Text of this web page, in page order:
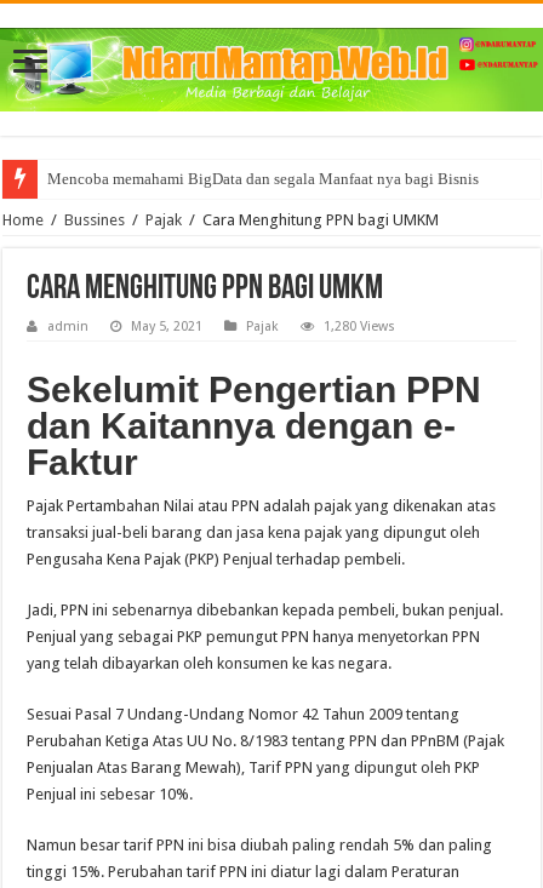
Mencoba memahami BigData dan segala Manfaat nya bagi Bisnis
Home / Bussines / Pajak / Cara Menghitung PPN bagi UMKM
Cara Menghitung PPN bagi UMKM
admin May 5, 2021 Pajak 1,280 Views
Sekelumit Pengertian PPN
dan Kaitannya dengan e-
Faktur
Pajak Pertambahan Nilai atau PPN adalah pajak yang dikenakan atas
transaksi jual-beli barang dan jasa kena pajak yang dipungut oleh
Pengusaha Kena Pajak (PKP) Penjual terhadap pembeli.
Jadi, PPN ini sebenarnya dibebankan kepada pembeli, bukan penjual.
Penjual yang sebagai PKP pemungut PPN hanya menyetorkan PPN
yang telah dibayarkan oleh konsumen ke kas negara.
Sesuai Pasal 7 Undang-Undang Nomor 42 Tahun 2009 tentang
Perubahan Ketiga Atas UU No. 8/1983 tentang PPN dan PPnBM (Pajak
Penjualan Atas Barang Mewah), Tarif PPN yang dipungut oleh PKP
Penjual ini sebesar 10%.
Namun besar tarif PPN ini bisa diubah paling rendah 5% dan paling
tinggi 15%. Perubahan tarif PPN ini diatur lagi dalam Peraturan